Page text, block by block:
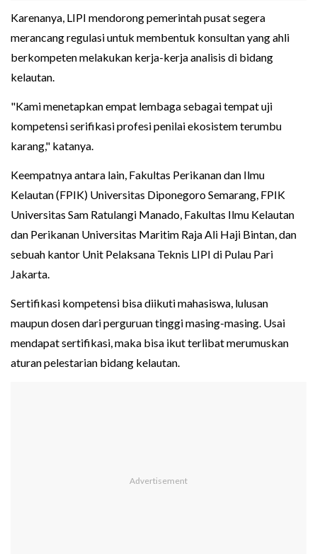
Karenanya, LIPI mendorong pemerintah pusat segera
merancang regulasi untuk membentuk konsultan yang ahli
berkompeten melakukan kerja-kerja analisis di bidang
kelautan.
"Kami menetapkan empat lembaga sebagai tempat uji
kompetensi serifikasi profesi penilai ekosistem terumbu
karang," katanya.
Keempatnya antara lain, Fakultas Perikanan dan Ilmu
Kelautan (FPIK) Universitas Diponegoro Semarang, FPIK
Universitas Sam Ratulangi Manado, Fakultas Ilmu Kelautan
dan Perikanan Universitas Maritim Raja Ali Haji Bintan, dan
sebuah kantor Unit Pelaksana Teknis LIPI di Pulau Pari
Jakarta.
Sertifikasi kompetensi bisa diikuti mahasiswa, lulusan
maupun dosen dari perguruan tinggi masing-masing. Usai
mendapat sertifikasi, maka bisa ikut terlibat merumuskan
aturan pelestarian bidang kelautan.